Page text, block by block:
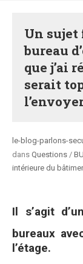
Un sujet
bureau
que j’ai
serait
Posted
by
le-blog-parlons-
dans Posted
in
Questions /
intérieure du
Il s’agit d’un bâtiment en R+1 à usage de
bureaux
l’étage.